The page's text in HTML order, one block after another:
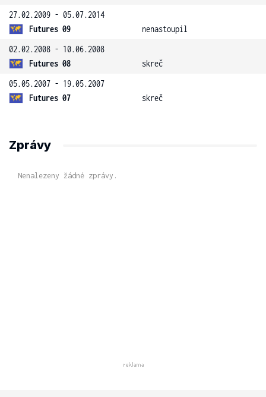
27.02.2009 - 05.07.2014
Futures 09
nenastoupil
02.02.2008 - 10.06.2008
Futures 08
skreč
05.05.2007 - 19.05.2007
Futures 07
skreč
Zprávy
Nenalezeny žádné zprávy.